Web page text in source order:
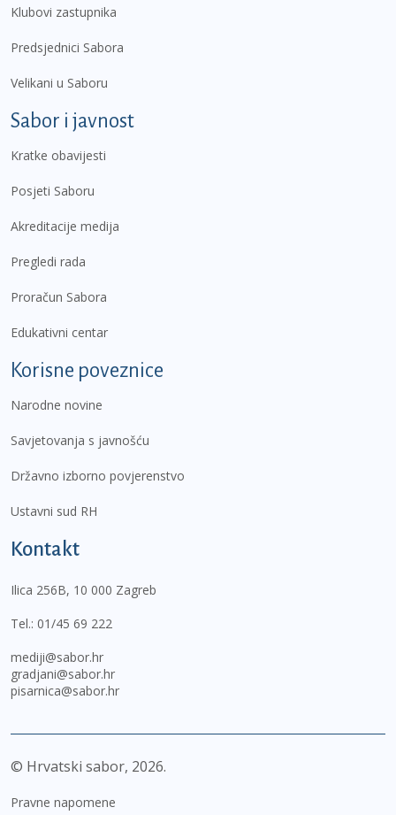
Klubovi zastupnika
Predsjednici Sabora
Velikani u Saboru
Sabor i javnost
Kratke obavijesti
Posjeti Saboru
Akreditacije medija
Pregledi rada
Proračun Sabora
Edukativni centar
Korisne poveznice
Narodne novine
Savjetovanja s javnošću
Državno izborno povjerenstvo
Ustavni sud RH
Kontakt
Ilica 256B, 10 000 Zagreb
Tel.: 01/45 69 222
mediji@sabor.hr
gradjani@sabor.hr
pisarnica@sabor.hr
© Hrvatski sabor, 2026
Pravne napomene